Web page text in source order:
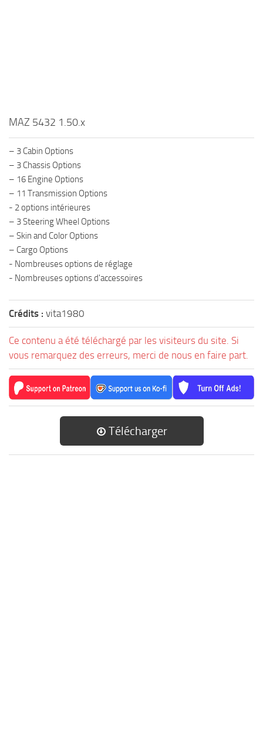
MAZ 5432 1.50.x
– 3 Cabin Options
– 3 Chassis Options
– 16 Engine Options
– 11 Transmission Options
- 2 options intérieures
– 3 Steering Wheel Options
– Skin and Color Options
– Cargo Options
- Nombreuses options de réglage
- Nombreuses options d'accessoires
Crédits : vita1980
Ce contenu a été téléchargé par les visiteurs du site. Si
vous remarquez des erreurs, merci de nous en faire part.
Télécharger